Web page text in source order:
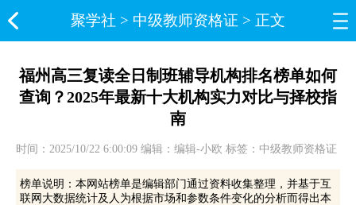
聚学社 > 中级教师资格证 > 正文
福州高三复读全日制班辅导机构排名榜单如何
查询？2025年最新十大机构实力对比与择校指
南
时间：2025/10/22 6:00:09 编辑：编辑-小欧 标签：中级教师资格证
榜单说明：本网站榜单是编辑部门通过资料收集整理，并基于互
联网大数据统计及人为根据市场和参数条件变化的分析而得出本